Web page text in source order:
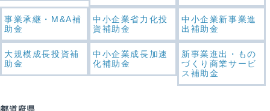
事業承継・M&A補
助金
中小企業省力化投
資補助金
中小企業新事業進
出補助金
大規模成長投資補
助金
中小企業成長加速
化補助金
新事業進出・もの
づくり商業サービ
ス補助金